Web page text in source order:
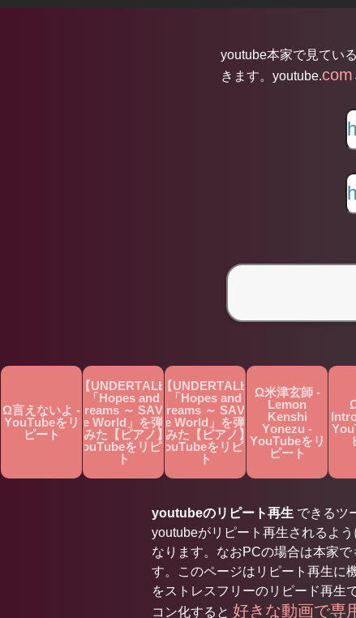
youtube本家で見てい
きます。youtube.com
Ω言えないよ -
YouTubeをリ
ピート
Ω【UNDERTALE】
「Hopes and
Dreams ～ SAVE
the World」を弾い
てみた【ピアノ】 -
YouTubeをリピー
ト
Ω【UNDERTALE】
「Hopes and
Dreams ～ SAVE
the World」を弾い
てみた【ピアノ】 -
YouTubeをリピー
ト
Ω米津玄師 -
Lemon
Kenshi
Yonezu -
YouTubeをリ
ピート
youtubeのリピート再生 できるツ
youtubeがリピート再生されるよ
なります。なおPCの場合は本家
す。このページはリピート再生に
をストレスフリーのリピード再生
コン化すると 好きな動画で専